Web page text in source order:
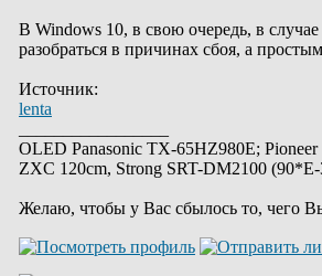
В Windows 10, в свою очередь, в
разобраться в причинах сбоя, а
Источник:
lenta
OLED Panasonic TX-65HZ980E;
ZXC 120cm, Strong SRT-DM2100
Желаю, чтобы у Вас сбылось то, чего